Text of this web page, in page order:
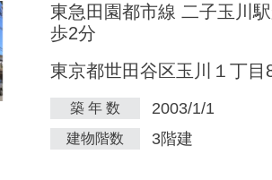
東急田園都市線 二子玉川
歩2分
東京都世田谷区玉川１丁目
築 年 数 2003/1/1
建物階数 3階建